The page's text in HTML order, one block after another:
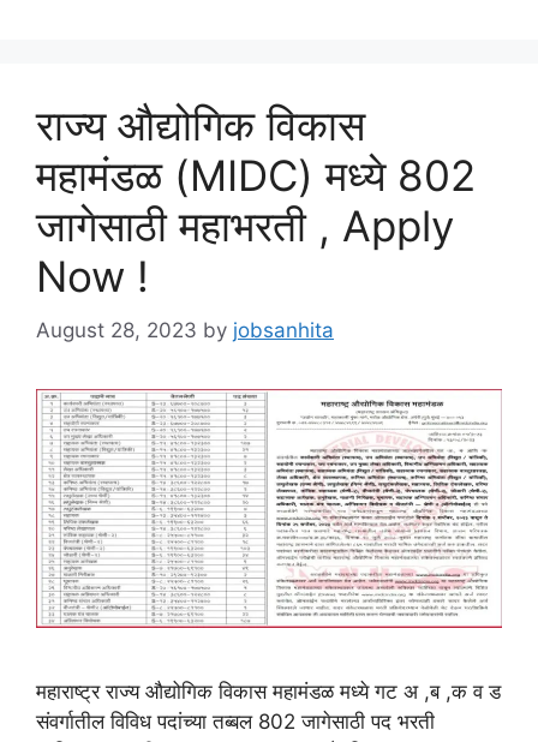
राज्य औद्योगिक विकास
महामंडळ (MIDC) मध्ये 802
जागेसाठी महाभरती , Apply
Now !
August 28, 2023 by jobsanhita
महाराष्ट्र राज्य औद्योगिक विकास महामंडळ मध्ये गट अ ,ब ,क व ड
संवर्गातील विविध पदांच्या तब्बल 802 जागेसाठी पद भरती